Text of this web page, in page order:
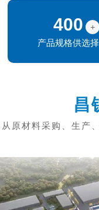
400
+
产品规格供选择